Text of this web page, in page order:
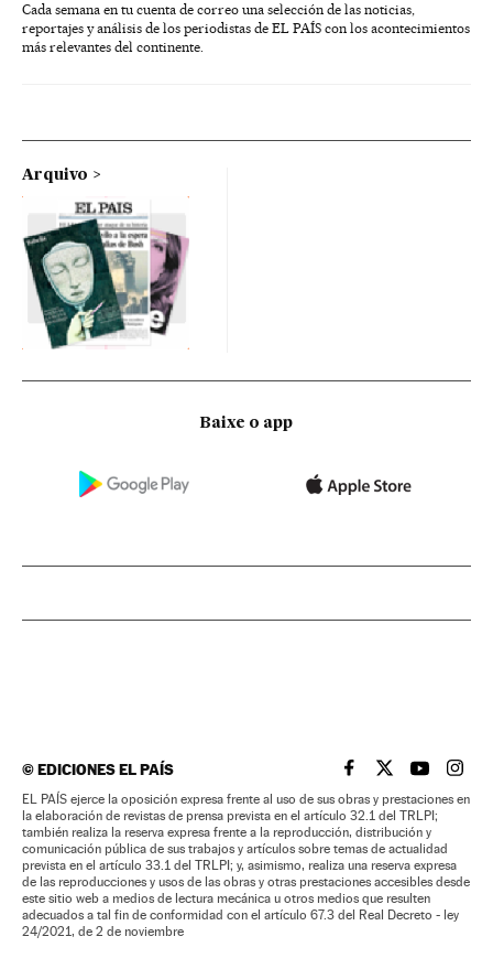
Cada semana en tu cuenta de correo una selección de las noticias,
reportajes y análisis de los periodistas de EL PAÍS con los acontecimientos
más relevantes del continente.
Arquivo
Baixe o app
©EDICIONES EL PAÍS EL PAÍS BRASIL EN
EL PAÍSEL PAÍS
EL
EL PAÍS ejerce la oposición expresa frente al uso de sus obras y prestaciones en
la elaboración de revistas de prensa prevista en el artículo 32.1 del TRLPI;
también realiza la reserva expresa frente a la reproducción, distribución y
comunicación pública de sus trabajos y artículos sobre temas de actualidad
prevista en el artículo 33.1 del TRLPI; y, asimismo, realiza una reserva expresa
de las reproducciones y usos de las obras y otras prestaciones accesibles desde
este sitio web a medios de lectura mecánica u otros medios que resulten
adecuados a tal fin de conformidad con el artículo 67.3 del Real Decreto - ley
24/2021, de 2 de noviembre